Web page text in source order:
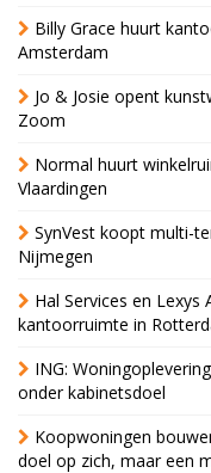
Billy Grace huurt
Amsterdam
Jo & Josie opent
Zoom
Normal huurt
Vlaardingen
SynVest koopt multi-
Nijmegen
Hal Services en Lexys
kantoorruimte in
ING:
onder kabinetsdoel
Koopwoningen
doel op zich, maar een